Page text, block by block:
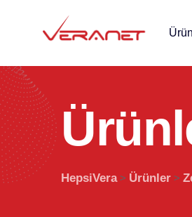
Ürünl
HepsiVera> Ürünler >